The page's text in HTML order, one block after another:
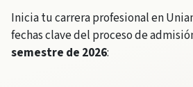
Inicia tu carrera profesional en
fechas clave del proceso de
semestre de 2026: